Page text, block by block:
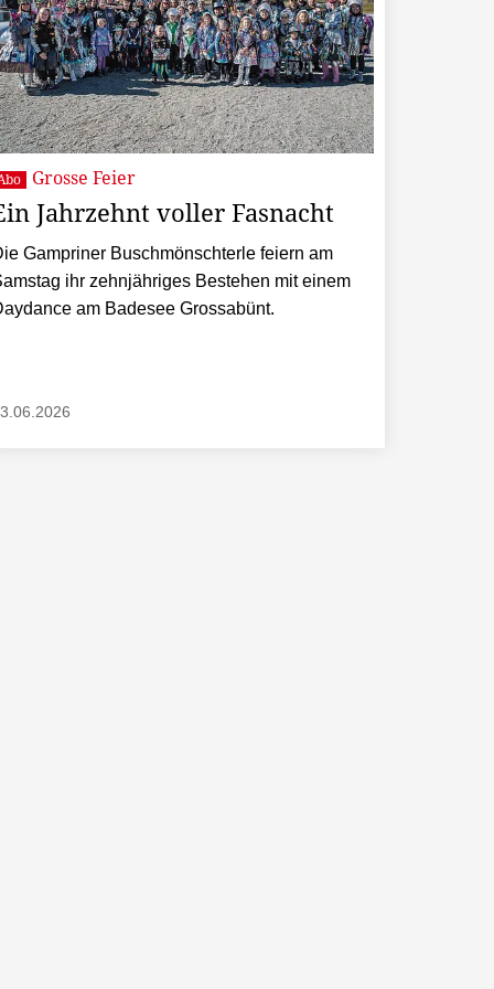
Grosse Feier
Jahrzehnt voller Fasnacht
Gampriner Buschmönschterle feiern am
ihr zehnjähriges Bestehen mit einem
am Badesee Grossabünt.